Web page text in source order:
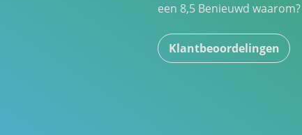
een 8,5 Benieuwd
Klantbeoordelingen